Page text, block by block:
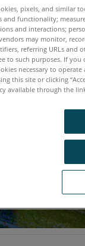
pixels, and similar
and functionality;
and interactions;
may monitor,
referring URLs and
to such purposes. If
necessary to
this site or clicking
available through the